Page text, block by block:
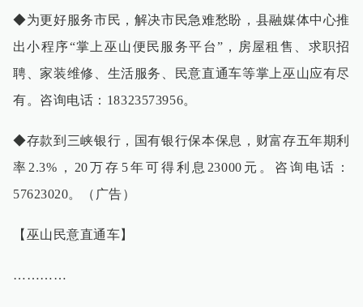
◆为更好服务市民，解决市民急难愁盼，县融媒体中心推
出小程序“掌上巫山便民服务平台”，房屋租售、求职招
聘、家装维修、生活服务、民意直通车等掌上巫山应有尽
有。咨询电话：18323573956。
◆存款到三峡银行，国有银行保本保息，财富存五年期利
率2.3%，20万存5年可得利息23000元。咨询电话：
57623020。（广告）
【巫山民意直通车】
…………